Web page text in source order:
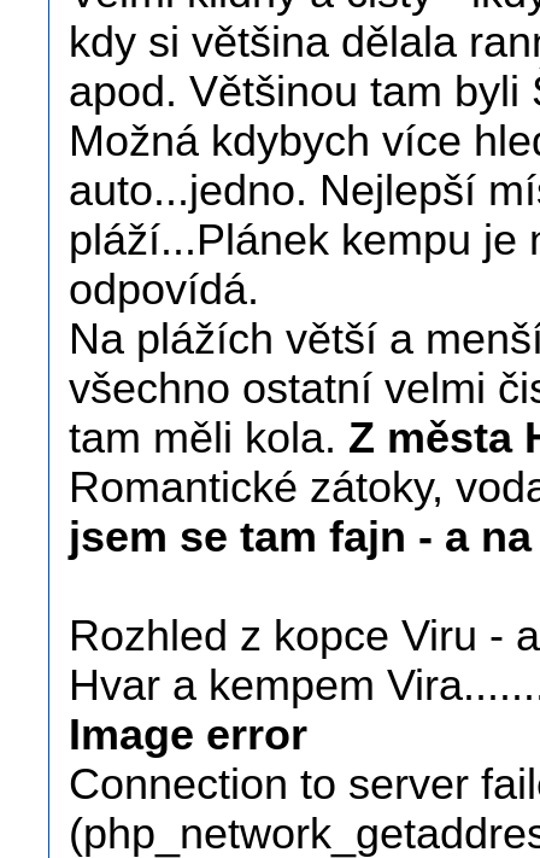
kdy si většina dělala
apod. Většinou tam
Možná kdybych více
auto...jedno. Nejlepší
pláží...Plánek kempu je
odpovídá.
Na plážích větší a
všechno ostatní velmi
tam měli kola. Z města
Romantické zátoky,
jsem se tam fajn - a
Rozhled z kopce Viru -
Hvar a kempem
Image error
Connection to server